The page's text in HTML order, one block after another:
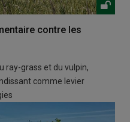
contre les
ray-grass et du vulpin,
comme levier